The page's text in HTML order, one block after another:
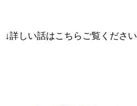
↓詳しい話はこちらご覧ください